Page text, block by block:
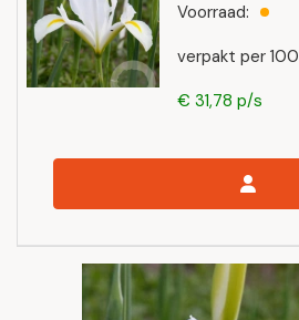
verpakt per 100
Voorraad:
€ 31,78 p/s